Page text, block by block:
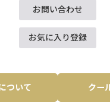
お問い合わせ
お気に入り登録
ついて クー